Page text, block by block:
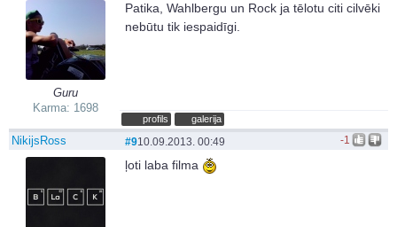
Guru
Karma: 1698
Patika, Wahlbergu un Rock ja tēlotu citi cilvēki
nebūtu tik iespaidīgi.
profils galerija
NikijsRoss -1
#910.09.2013. 00:49
ļoti laba filma